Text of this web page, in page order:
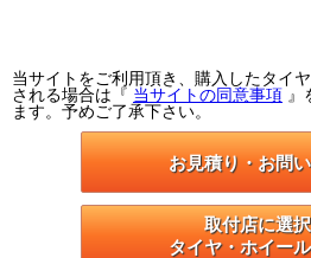
当サイトをご利用頂き、購入したタイ
される場合は『 当サイトの同意事項 』
ます。予めご了承下さい。
お見積り・お問
取付店に選
タイヤ・ホイー